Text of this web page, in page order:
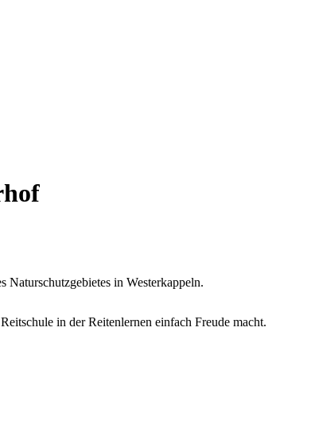
Naturschutzgebietes in Westerkappeln.
in der Reitenlernen einfach Freude macht.